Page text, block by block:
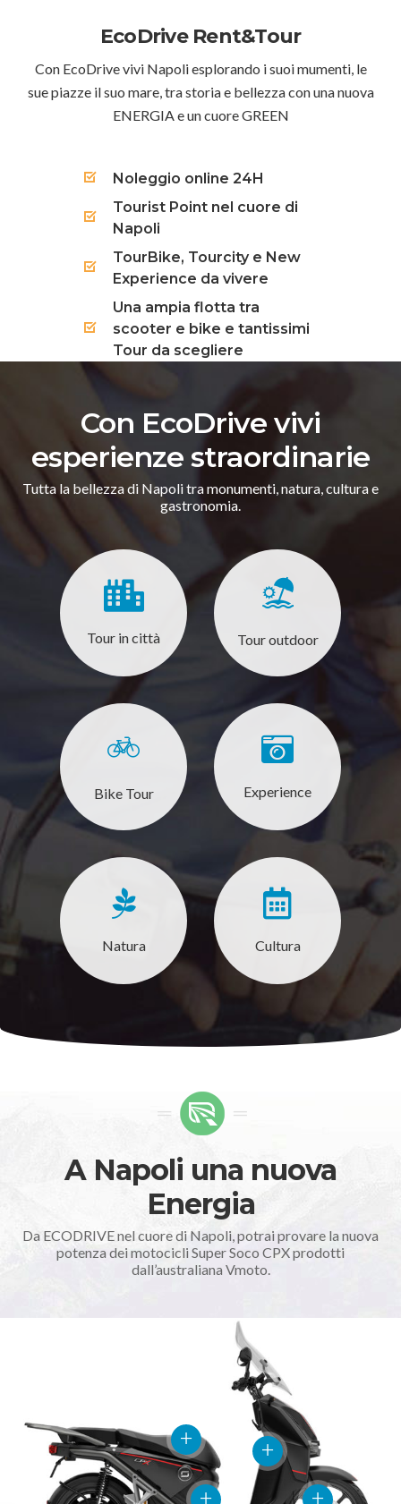
EcoDrive Rent&Tour
Con EcoDrive vivi Napoli esplorando i suoi mumenti, le
sue piazze il suo mare, tra storia e bellezza con una nuova
ENERGIA e un cuore GREEN
Noleggio online 24H
Tourist Point nel cuore di
Napoli
TourBike, Tourcity e New
Experience da vivere
Una ampia flotta tra
scooter e bike e tantissimi
Tour da scegliere
Con EcoDrive vivi
esperienze straordinarie
Tutta la bellezza di Napoli tra monumenti, natura, cultura e
gastronomia.
Tour in città Tour outdoor
Bike Tour Experience
Natura Cultura
A Napoli una nuova
Energia
Da ECODRIVE nel cuore di Napoli, potrai provare la nuova
potenza dei motocicli Super Soco CPX prodotti
dall’australiana Vmoto.